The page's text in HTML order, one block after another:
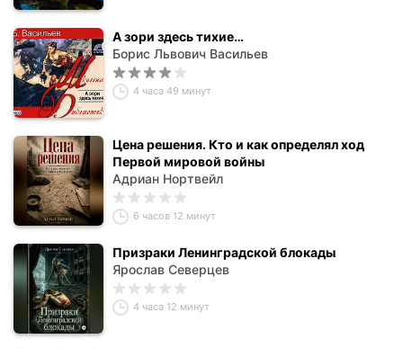
А зори здесь тихие…
Борис Львович Васильев
4 часа 49 минут
Цена решения. Кто и как определял ход
Первой мировой войны
Адриан Нортвейл
6 часов 12 минут
Призраки Ленинградской блокады
Ярослав Северцев
4 часа 12 минут